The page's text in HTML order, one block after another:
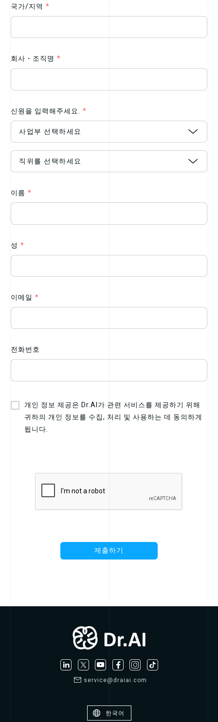
국가/지역 *
회사・조직명 *
신원을 입력해주세요. *
이름 *
성 *
이메일 *
전화번호
개인 정보 제공은 Dr.AI가 관련 서비스를 제공하기 위해
귀하의 개인 정보를 수집, 처리 및 사용하는 데 동의하게
됩니다.
한국어
service@draiai.com